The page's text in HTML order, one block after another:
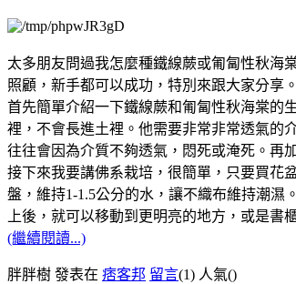
太多朋友問過我怎麼種鐵線蕨或匍匐性秋海
照顧，新手都可以成功，特別來跟大家分享。
首先簡單介紹一下鐵線蕨和匍匐性秋海棠的
裡，不會長進土裡。他需要非常非常透氣的
往往會因為介質不夠透氣，悶死或淹死。再
接下來我要講佛系栽培，很簡單，只要買花
盤，維持1-1.5公分的水，讓不織布維持潮
上後，就可以移動到更明亮的地方，或是
(繼續閱讀...)
胖胖樹 發表在 痞客邦 留言(1) 人氣()